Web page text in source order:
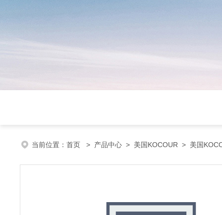
当前位置： 首页 > 产品中心 > 美国KOCOUR > 美国